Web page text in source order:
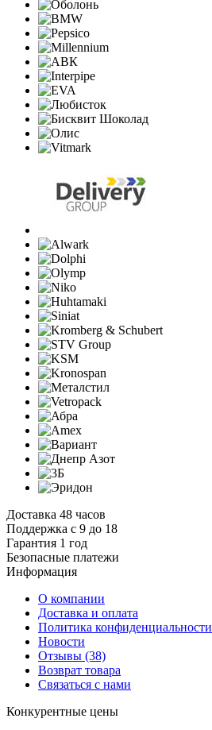
Доставка 48 часов
Поддержка с 9 до 18
Гарантия 1 год
Безопасные платежи
Информация
О компании
Доставка и оплата
Политика конфиденциальности
Новости
Отзывы (38)
Возврат товара
Связаться с нами
Конкурентные цены